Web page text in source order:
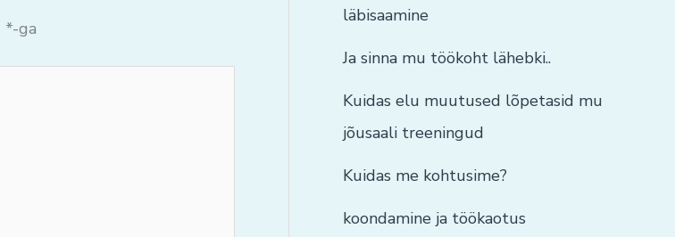
*-ga
läbisaamine
Ja sinna mu töökoht lähebki..
Kuidas elu muutused lõpetasid mu
jõusaali treeningud
Kuidas me kohtusime?
koondamine ja töökaotus